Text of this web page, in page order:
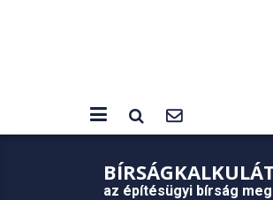
az építésügyi bírság